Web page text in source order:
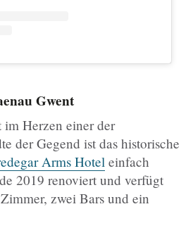
Gwent
Herzen einer der
der Gegend ist das historische
Arms Hotel einfach
2019 renoviert und verfügt
zwei Bars und ein